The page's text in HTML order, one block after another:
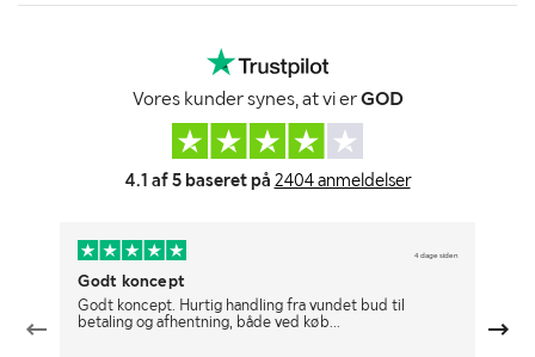
Vores kunder synes, at vi erGOD
4.1 af 5 baseret på 2404 anmeldelser
4 dage siden
Godt koncept
Godt koncept. Hurtig handling fra vundet bud til
betaling og afhentning, både ved køb...